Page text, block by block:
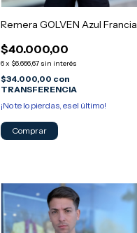
Remera GOLVEN Azul Francia
$40.000,00
6x $6.666,67 sin interés
$34.000,00 con
TRANSFERENCIA
¡No te lo pierdas, es el último!
Comprar